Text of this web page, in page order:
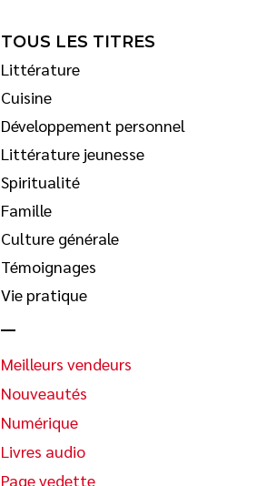
TOUS LES TITRES
Littérature
Cuisine
Développement personnel
Littérature jeunesse
Spiritualité
Famille
Culture générale
Témoignages
Vie pratique
Meilleurs vendeurs
Nouveautés
Numérique
Livres audio
Page vedette